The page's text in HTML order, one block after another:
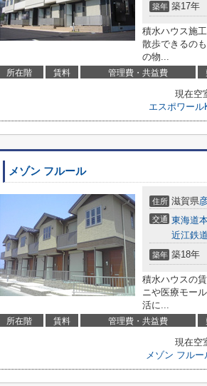
築年 築17年
積水ハウス施
散歩できるの
の物...
所在階 賃料 管理費・共益費
現在空
エスポワー
メゾン フルール
住所 滋賀県
交通 東海道
近江鉄
築年 築18年
積水ハウスの
ニや医療モー
活に...
所在階 賃料 管理費・共益費
現在空
メゾン フル